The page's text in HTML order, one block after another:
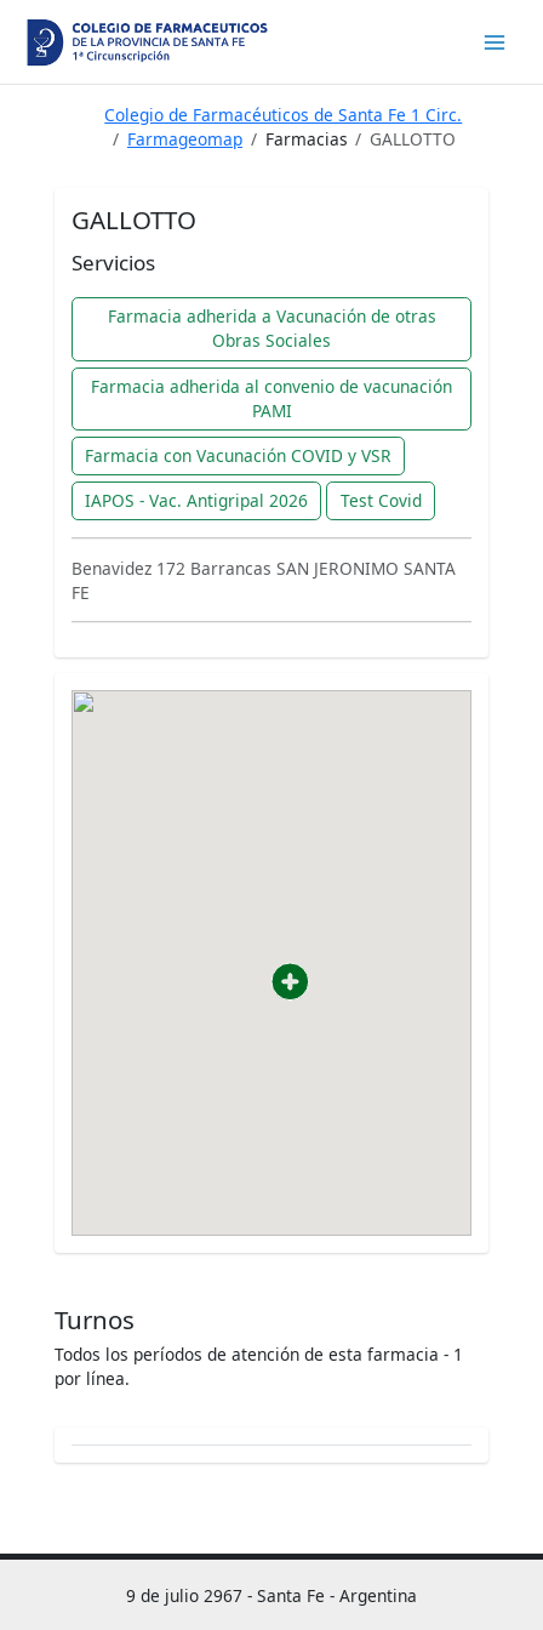
contenido
Colegio de Farmacéuticos de Santa Fe 1 Circ.
Farmageomap
Farmacias GALLOTTO
GALLOTTO
Servicios
Farmacia adherida a Vacunación de otras
Obras Sociales
Farmacia adherida al convenio de vacunación
PAMI
Farmacia con Vacunación COVID y VSR
IAPOS - Vac. Antigripal 2026
Test Covid
Benavidez 172 Barrancas SAN JERONIMO SANTA
FE
Turnos
Todos los períodos de atención de esta farmacia - 1
por línea.
9 de julio 2967 - Santa Fe - Argentina